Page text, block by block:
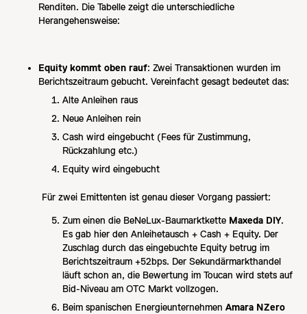
Renditen. Die Tabelle zeigt die unterschiedliche
Herangehensweise:
Equity kommt oben rauf: Zwei Transaktionen wurden im
Berichtszeitraum gebucht. Vereinfacht gesagt bedeutet das:
Alte Anleihen raus
Neue Anleihen rein
Cash wird eingebucht (Fees für Zustimmung,
Rückzahlung etc.)
Equity wird eingebucht
Für zwei Emittenten ist genau dieser Vorgang passiert:
Zum einen die BeNeLux-Baumarktkette Maxeda DIY.
Es gab hier den Anleihetausch + Cash + Equity. Der
Zuschlag durch das eingebuchte Equity betrug im
Berichtszeitraum +52bps. Der Sekundärmarkthandel
läuft schon an, die Bewertung im Toucan wird stets auf
Bid-Niveau am OTC Markt vollzogen.
Beim spanischen Energieunternehmen Amara NZero